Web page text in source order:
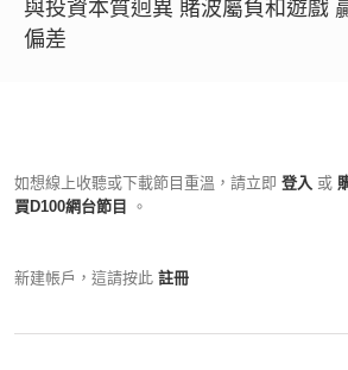
與投資本質迥異 賭波屬負和遊戲
偏差
如想線上收聽或下載節目重溫，請立即 登入 或
買D100網台節目
。
新建帳戶，這請按此 註冊